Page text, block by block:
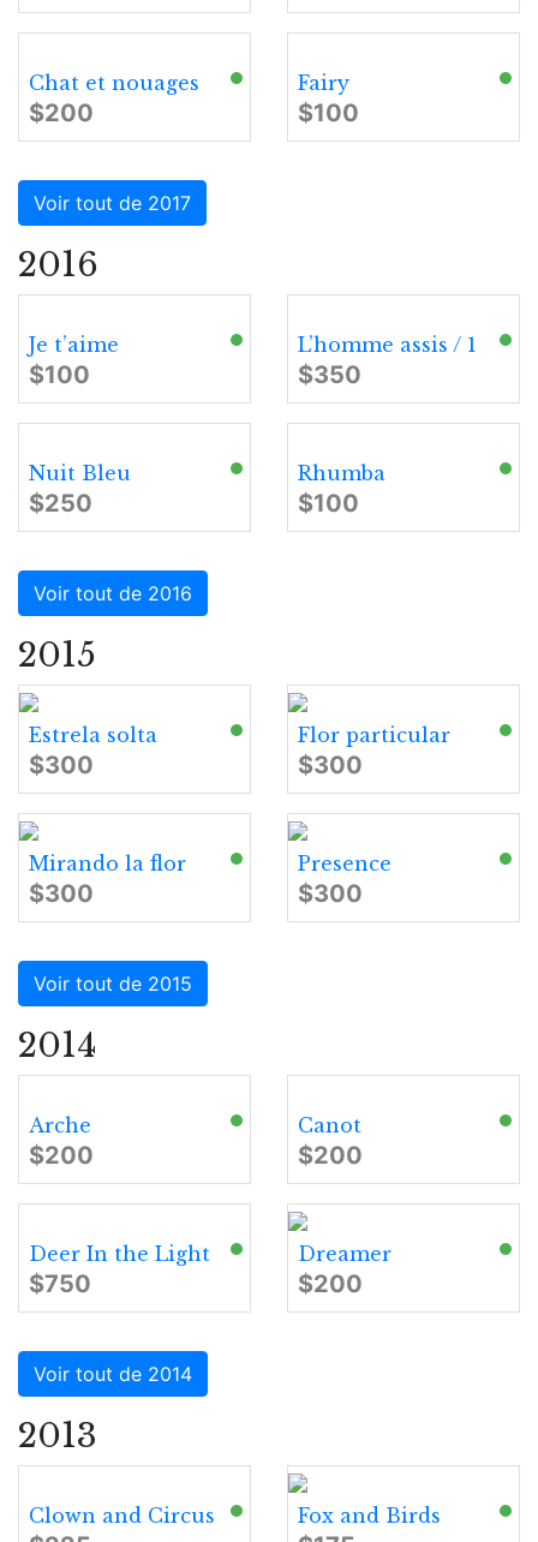
Chat et nouages
$200
Fairy
$100
Voir tout de 2017
2016
Je t’aime
$100
L’homme assis / 1
$350
Nuit Bleu
$250
Rhumba
$100
Voir tout de 2016
2015
Estrela solta
$300
Flor particular
$300
Mirando la flor
$300
Presence
$300
Voir tout de 2015
2014
Arche
$200
Canot
$200
Deer In the Light
$750
Dreamer
$200
Voir tout de 2014
2013
Clown and Circus Fox and Birds